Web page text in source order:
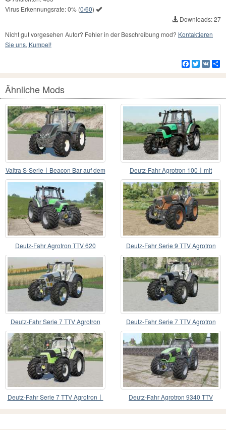
Virus Erkennungsrate:0% (0/60)
Downloads: 27
Nicht gut vorgesehen Autor? Fehler in der Beschreibung mod? Kontaktieren
Sie uns, Kumpel!
Facebook
Twitter
VK
Ähnliche Mods
Valtra S-Serie〡Beacon Bar auf dem
Dach hinzugefü
Deutz-Fahr Agrotron 100〡mit
weißem Dach
Deutz-Fahr Agrotron TTV 620 Deutz-Fahr Serie 9 TTV Agrotron
Deutz-Fahr Serie 7 TTV Agrotron Deutz-Fahr Serie 7 TTV Agrotron
Deutz-Fahr Serie 7 TTV Agrotron〡
Deutz-Fahr Agrotron 9340 TTV